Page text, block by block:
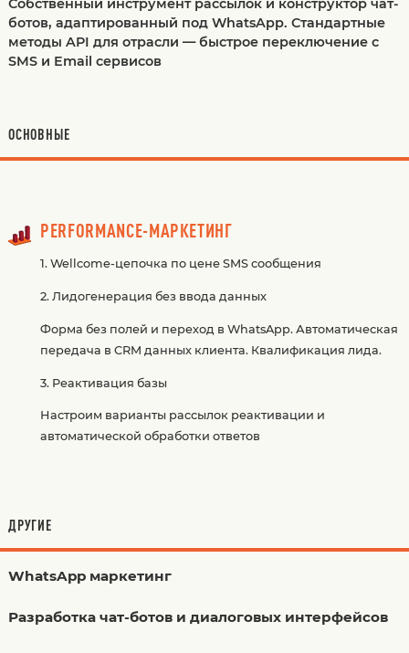
Собственный инструмент рассылок и конструктор чат-
ботов, адаптированный под WhatsApp. Стандартные
методы API для отрасли — быстрое переключение с
SMS и Email сервисов
ОСНОВНЫЕ
PERFORMANCE-МАРКЕТИНГ
1. Wellcome-цепочка по цене SMS сообщения
2. Лидогенерация без ввода данных
Форма без полей и переход в WhatsApp. Автоматическая
передача в CRM данных клиента. Квалификация лида.
3. Реактивация базы
Настроим варианты рассылок реактивации и
автоматической обработки ответов
ДРУГИЕ
WhatsApp маркетинг
Разработка чат-ботов и диалоговых интерфейсов